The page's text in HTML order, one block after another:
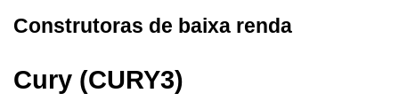
Construtoras de baixa renda
Cury (CURY3)